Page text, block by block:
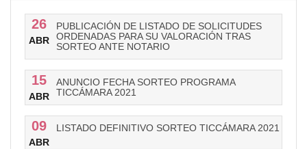
26
ABR
PUBLICACIÓN DE LISTADO DE SOLICITUDES
ORDENADAS PARA SU VALORACIÓN TRAS
SORTEO ANTE NOTARIO
15
ABR
ANUNCIO FECHA SORTEO PROGRAMA
TICCÁMARA 2021
09
ABR
LISTADO DEFINITIVO SORTEO TICCÁMARA 2021